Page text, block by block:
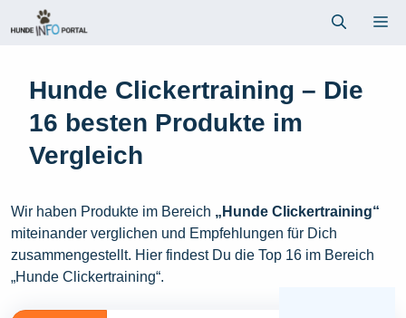
Inhalt
Hunde Clickertraining – Die
16 besten Produkte im
Vergleich
Wir haben Produkte im Bereich „Hunde Clickertraining“
miteinander verglichen und Empfehlungen für Dich
zusammengestellt. Hier findest Du die Top 16 im Bereich
„Hunde Clickertraining“.